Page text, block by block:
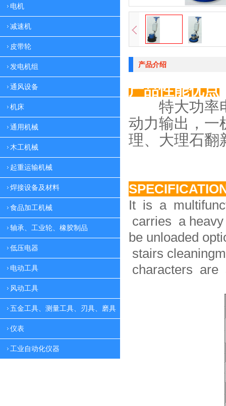
电机
减速机
皮带轮
发电机组
通风设备
机床
通用机械
木工机械
起重运输机械
焊接设备及材料
食品加工机械
轴承、工业轮、橡胶制品
低压电器
电动工具
风动工具
五金工具、测量工具、刃具、磨具
仪表
工业自动化仪器
产品介绍
产品性能优点
特大功率电
动力输出，一
理、大理石翻
It is a
carries a
be unloaded
stairs
characters